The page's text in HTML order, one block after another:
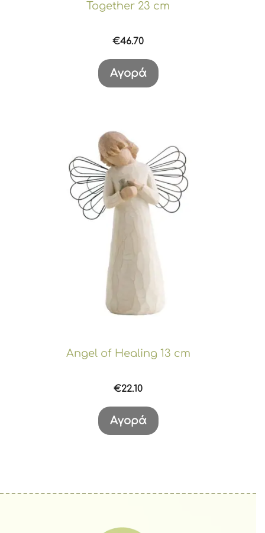
Together 23 cm
€46.70
Αγορά
Angel of Healing 13 cm
€22.10
Αγορά